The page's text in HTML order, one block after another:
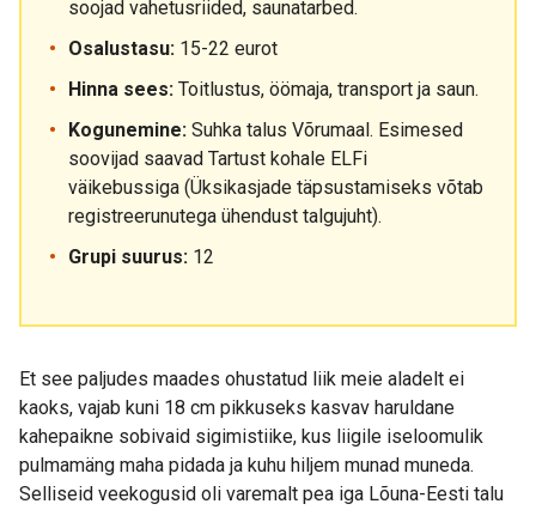
soojad vahetusriided, saunatarbed.
Osalustasu: 15-22 eurot
Hinna sees: Toitlustus, öömaja, transport ja saun.
Kogunemine: Suhka talus Võrumaal. Esimesed
soovijad saavad Tartust kohale ELFi
väikebussiga (Üksikasjade täpsustamiseks võtab
registreerunutega ühendust talgujuht).
Grupi suurus: 12
Et see paljudes maades ohustatud liik meie aladelt ei
kaoks, vajab kuni 18 cm pikkuseks kasvav haruldane
kahepaikne sobivaid sigimistiike, kus liigile iseloomulik
pulmamäng maha pidada ja kuhu hiljem munad muneda.
Selliseid veekogusid oli varemalt pea iga Lõuna-Eesti talu